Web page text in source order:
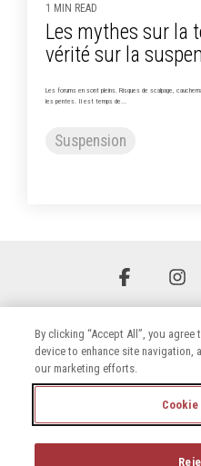
1 MIN READ
Les mythes sur la
vérité sur la
Les forums en sont pleins. Risques de scalpage,
les pentes. Il est temps de...
Suspension
Facebook
By clicking “Accept All”, you
device to enhance site navigation,
our marketing efforts.